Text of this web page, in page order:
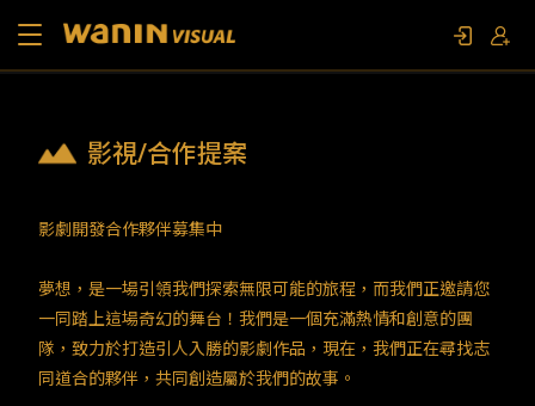
聯繫我們
限定活動
影視/合作提案
影劇開發合作夥伴募集中
夢想，是一場引領我們探索無限可能的旅程，而我們正邀請您
一同踏上這場奇幻的舞台！我們是一個充滿熱情和創意的團
隊，致力於打造引人入勝的影劇作品，現在，我們正在尋找志
同道合的夥伴，共同創造屬於我們的故事。